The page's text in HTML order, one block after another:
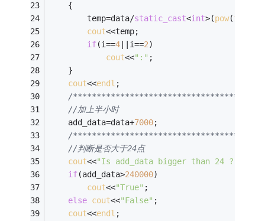
	{
		temp=data/
static_cast<int>(pow(10
cout<<temp;
if(i==4 ||i==2)
cout<<":" ;
	}
cout<<endl ;
/
//加上半小时
	add_data=data+
7000;
/
//判断是否大于24点
cout<<"Is add_data bigger than 24 ?"
if(add_data>240000)
cout<<"True" ;
else cout<<"False" ;
cout<<endl ;